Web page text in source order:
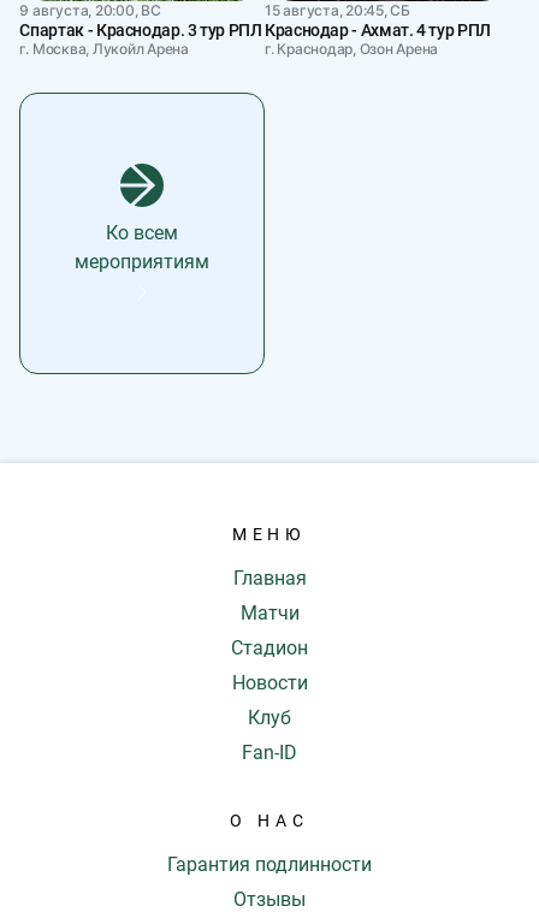
9 августа, 20:00, ВС
Спартак - Краснодар. 3 тур РПЛ
г. Москва, Лукойл Арена
15 августа, 20:45, СБ
Краснодар - Ахмат. 4 тур РПЛ
г. Краснодар, Озон Арена
Ко всем
мероприятиям
МЕНЮ
Главная
Матчи
Стадион
Новости
Клуб
Fan-ID
О НАС
Гарантия подлинности
Отзывы